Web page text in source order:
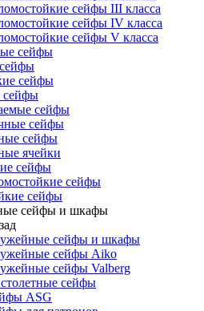
сейфы III класса
сейфы IV класса
сейфы V класса
сейфы
сейфы
сейфы
сейфы
сейфы
сейфы
ячейки
сейфы
сейфы
сейфы
сейфы и шкафы
сейфы и шкафы
сейфы Aiko
сейфы Valberg
сейфы
ASG